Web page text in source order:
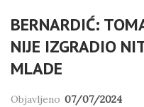
BERNARDIĆ:
NIJE IZGRADIO
MLADE
Objavljeno 07/07/2024